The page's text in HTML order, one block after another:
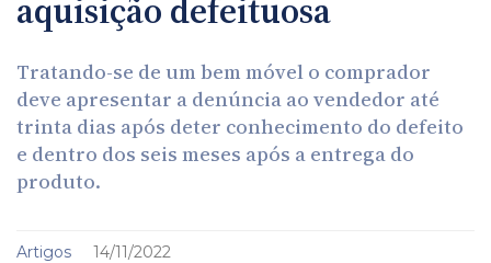
aquisição defeituosa
Tratando-se de um bem móvel o comprador
deve apresentar a denúncia ao vendedor até
trinta dias após deter conhecimento do defeito
e dentro dos seis meses após a entrega do
produto.
Artigos 14/11/2022